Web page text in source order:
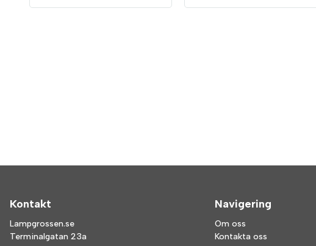
Kontakt
Lampgrossen.se
Terminalgatan 23a
Navigering
Om oss
Kontakta oss